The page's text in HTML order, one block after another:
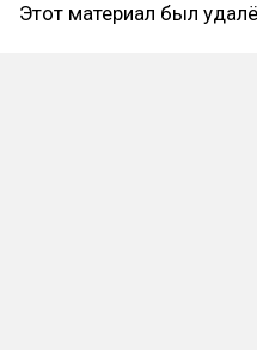
Этот материал был